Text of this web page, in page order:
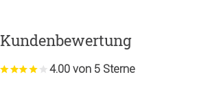
Kundenbewertung
4.00 von 5 Sterne